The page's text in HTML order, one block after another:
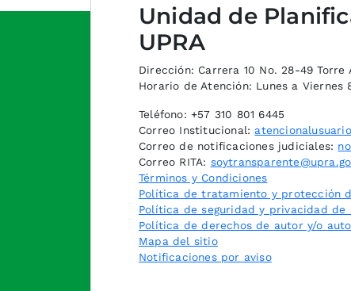
Unidad de
UPRA
Dirección: Carrera 10 No. 28-49 Torre
Horario de Atención: Lunes a
Teléfono: +57 310 801 6445
Correo Institucional:
Correo de notificaciones judiciales:
Correo RITA:
Términos y Condiciones
Política de tratamiento y protección
Política de seguridad y privacidad de
Política de derechos de autor y/o
Mapa del sitio
Notificaciones por aviso